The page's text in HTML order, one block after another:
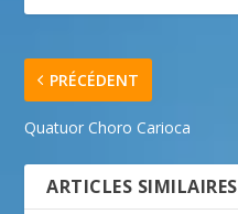
PRÉCÉDENT
Quatuor Choro Carioca
ARTICLES SIMILAIRES